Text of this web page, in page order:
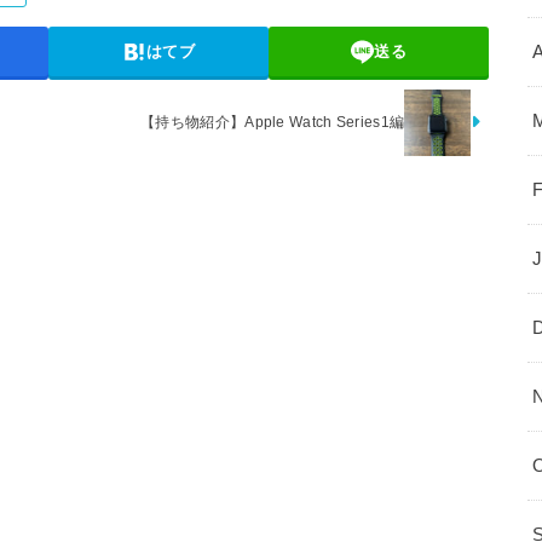
はてブ 送る
【持ち物紹介】Apple Watch Series1編